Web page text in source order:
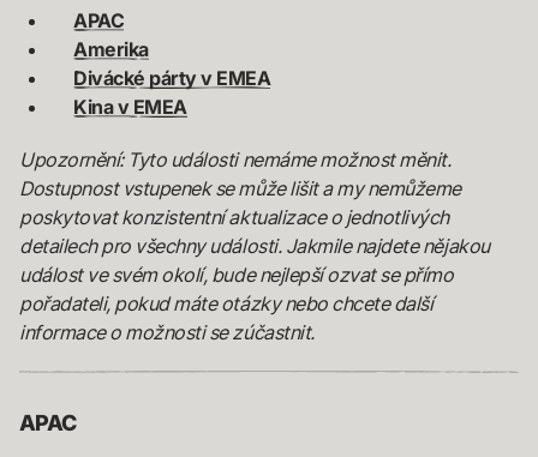
APAC
Amerika
Divácké párty v EMEA
Kina v EMEA
Upozornění: Tyto události nemáme možnost měnit.
Dostupnost vstupenek se může lišit a my nemůžeme
poskytovat konzistentní aktualizace o jednotlivých
detailech pro všechny události. Jakmile najdete nějakou
událost ve svém okolí, bude nejlepší ozvat se přímo
pořadateli, pokud máte otázky nebo chcete další
informace o možnosti se zúčastnit.
APAC